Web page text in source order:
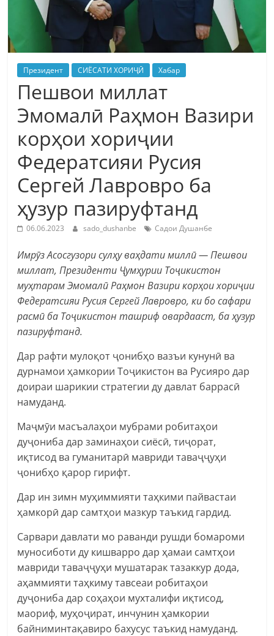
Президент СИЁСАТИ ХОРИҶӢ Хабар
Пешвои миллат
Эмомалӣ Раҳмон Вазири
корҳои хориҷии
Федератсияи Русия
Сергей Лавровро ба
ҳузур пазируфтанд
06.06.2023 sado_dushanbe Садои Душанбе
Имрӯз Асосгузори сулҳу ваҳдати миллӣ — Пешвои
миллат, Президенти Ҷумҳурии Тоҷикистон
муҳтарам Эмомалӣ Раҳмон Вазири корҳои хориҷии
Федератсияи Русия Сергей Лавровро, ки бо сафари
расмӣ ба Тоҷикистон ташриф овардааст, ба ҳузур
пазируфтанд.
Дар рафти мулоқот ҷонибҳо вазъи кунунӣ ва
дурнамои ҳамкории Тоҷикистон ва Русияро дар
доираи шарикии стратегии ду давлат баррасӣ
намуданд.
Маҷмӯи масъалаҳои мубрами робитаҳои
дуҷониба дар заминаҳои сиёсӣ, тиҷорат,
иқтисод ва гуманитарӣ мавриди таваҷҷуҳи
ҷонибҳо қарор гирифт.
Дар ин зимн муҳиммияти таҳкими пайвастаи
ҳамкорӣ дар самтҳои мазкур таъкид гардид.
Сарвари давлати мо раванди рушди бомароми
муносиботи ду кишварро дар ҳамаи самтҳои
мавриди таваҷҷуҳи мушатарак тазаккур дода,
аҳаммияти таҳкиму тавсеаи робитаҳои
дуҷониба дар соҳаҳои мухталифи иқтисод,
маориф, муҳоҷират, инчунин ҳамкории
байниминтақавиро бахусус таъкид намуданд.